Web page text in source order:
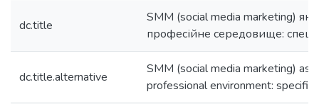
dc.title
SMM (social media marketing) як
професійне середовище:
dc.title.alternative
SMM (social media marketing) as
professional environment: